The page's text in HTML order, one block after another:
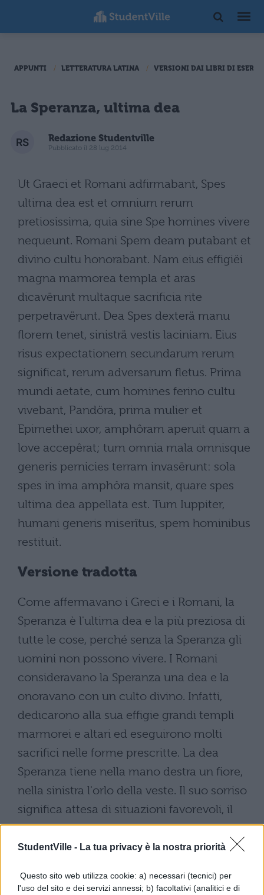
StudentVille - La tua privacy è la nostra priorità
Questo sito web utilizza cookie: a) necessari (tecnici) per
l'uso del sito e dei servizi annessi; b) facoltativi (analitici e di
APPUNTI LETTERATURA LATINA VERSIONI DAI LIBRI DI
La Speranza, ultima dea
Redazione Studentville
Pubblicato il 28 lug 2014
Ut Graeci et Romani adfirmabant, Spes
ultima dea est et omnium rerum
pretiosissima, quia sine Spe homines vivere
nequeunt. Romani Spem deam putabant et
divino cultu honorabant. Nam eius effigiëi
magna marmorea templa et aras
dicavërunt multaque sacrificia rite
perpetravërunt. Dea Spes dexterä manu
florem tenet, sinisträ vestis laciniam. Eius
risus expectationem secundarum rerum
significat, rerum adversarum fletus. Prima
mundi aetate, cum homines ferino cultu
vivebant, Pandöra, prima mulier et
Epimethei uxor, amphôram aperuit quam a
love accepêrat; tum omnia mala omnisque
generis pernicies terram invasërunt: sola
spes in ima amphôra mansit, quare spes
ultima dea appellata est. Tum Iuppiter,
humani generis miserîtus, spem hominibus
restituit.
Versione tradotta
Come affermavano i Greci e i Romani, la
Speranza è l'ultima dea e la più preziosa di
tutte le cose, perché senza la Speranza gli
uomini non possono vivere. I Romani
consideravano la Speranza una dea e la
onoravano con un culto divino. Infatti,
dedicarono alla sua effigie grandi templi
marmorei e altari ed eseguirono molti
sacrifici nelle forme prescritte. La dea
Speranza tiene nella mano destra un fiore,
nella sinistra l'orlo della veste. Il suo sorriso
significa attesa di situazioni favorevoli, il
suo pianto di situazioni avverse. Nella
prima epoca del mondo, quando gli uomini
Pandora, prima donna e moglie di